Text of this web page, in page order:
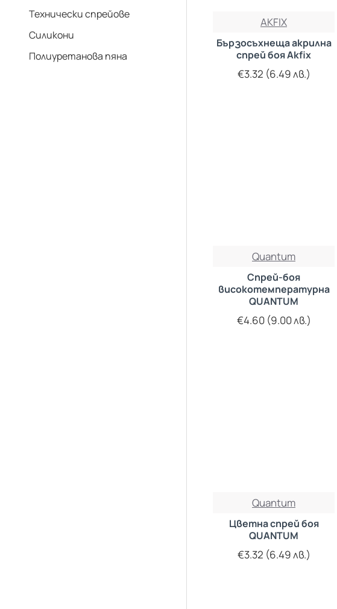
Технически спрейове
Силикони
Полиуретанова пяна
AKFIX
Бързосъхнеща акрилна
спрей боя Akfix
€3.32 (6.49 лв.)
Quantum
Спрей-боя
високотемпературна
QUANTUM
€4.60 (9.00 лв.)
Quantum
Цветна спрей боя
QUANTUM
€3.32 (6.49 лв.)